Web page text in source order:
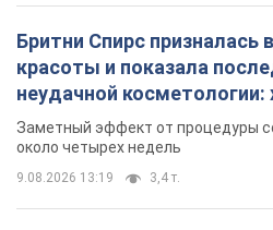
Бритни Спирс призналась
красоты и показала
неудачной косметологии:
так почти месяц
Заметный эффект от процедуры
около четырех недель
9.08.2026 13:19 3,4 т.